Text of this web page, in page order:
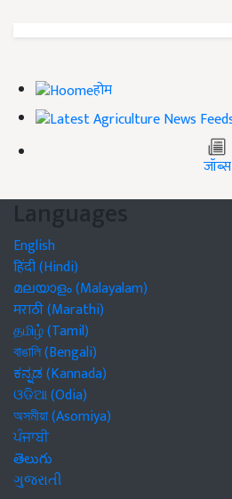
होम
जॉब्स
Languages
English
हिंदी (Hindi)
മലയാളം (Malayalam)
मराठी (Marathi)
தமிழ் (Tamil)
বাঙালি (Bengali)
ಕನ್ನಡ (Kannada)
ଓଡିଆ (Odia)
অসমীয়া (Asomiya)
ਪੰਜਾਬੀ
తెలుగు
ગુજરાતી